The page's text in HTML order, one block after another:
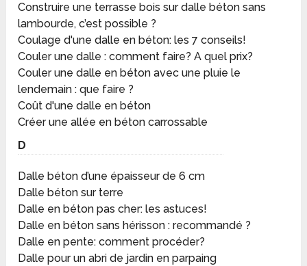
Construire une terrasse bois sur dalle béton sans
lambourde, c’est possible ?
Coulage d'une dalle en béton: les 7 conseils!
Couler une dalle : comment faire? A quel prix?
Couler une dalle en béton avec une pluie le
lendemain : que faire ?
Coût d'une dalle en béton
Créer une allée en béton carrossable
D
Dalle béton d’une épaisseur de 6 cm
Dalle béton sur terre
Dalle en béton pas cher: les astuces!
Dalle en béton sans hérisson : recommandé ?
Dalle en pente: comment procéder?
Dalle pour un abri de jardin en parpaing